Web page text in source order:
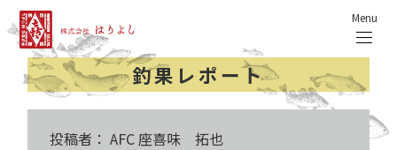
Menu
釣果レポート
投稿者： AFC 座喜味 拓也